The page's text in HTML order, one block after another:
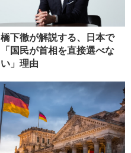
橋下徹が解説する、日本で
「国民が首相を直接選べな
い」理由